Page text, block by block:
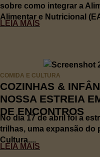
sobre como integrar a
Alimentar e Nutricional
LEIA MAIS
COMIDA E CULTURA
COZINHAS &
NOSSA ESTREIA
DE ENCONTROS
No dia 17 de abril foi a
trilhas, uma expansão do
Cultura....
LEIA MAIS